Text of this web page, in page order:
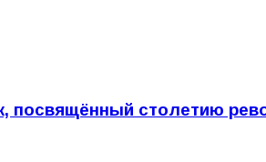
посвящённый столетию